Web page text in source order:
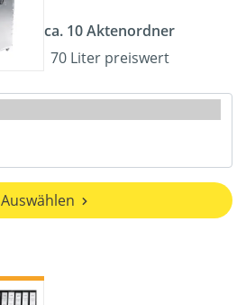
ca. 10 Aktenordner
70 Liter preiswert
Auswählen